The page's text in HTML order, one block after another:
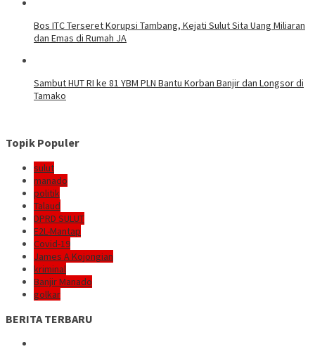
Bos ITC Terseret Korupsi Tambang, Kejati Sulut Sita Uang Miliaran
dan Emas di Rumah JA
Sambut HUT RI ke 81 YBM PLN Bantu Korban Banjir dan Longsor di
Tamako
Topik Populer
sulut
manado
politik
Talaud
DPRD SULUT
E2L-Mantap
Covid-19
James A Kojongian
kriminal
Banjir Manado
golkar
BERITA TERBARU